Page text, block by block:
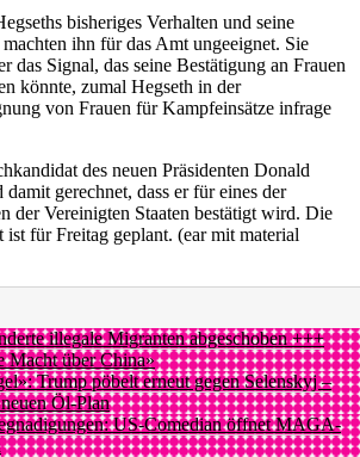
bisheriges Verhalten und seine
ihn für das Amt ungeeignet. Sie
das Signal, das seine Bestätigung an Frauen
könnte, zumal Hegseth in der
von Frauen für Kampfeinsätze infrage
des neuen Präsidenten Donald
gerechnet, dass er für eines der
der Vereinigten Staaten bestätigt wird. Die
für Freitag geplant. (ear mit material
illegale Migranten abgeschoben +++
Macht über China»
Trump pöbelt erneut gegen Selenskyj –
Öl-Plan
US-Comedian öffnet MAGA-